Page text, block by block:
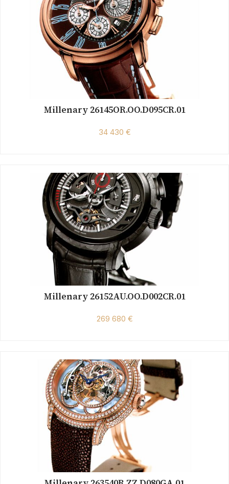
Millenary 26145OR.OO.D095CR.01
34 430 €
Millenary 26152AU.OO.D002CR.01
269 680 €